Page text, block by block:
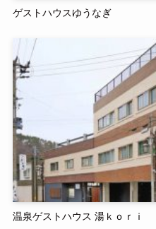
ゲストハウスゆうなぎ
温泉ゲストハウス 湯ｋｏｒｉ